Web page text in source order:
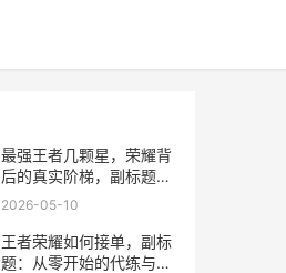
最强王者几颗星，荣耀背
后的真实阶梯，副标题，
一段关于巅峰与沉淀的玩
2026-05-10
王者荣耀如何接单，副标
题：从零开始的代练与陪